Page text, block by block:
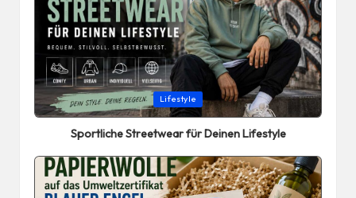
Posted
in
Lifestyle
Sportliche Streetwear für Deinen Lifestyle